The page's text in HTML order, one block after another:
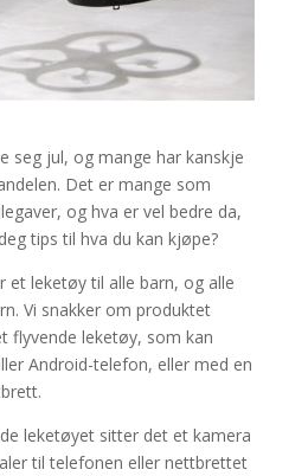
seg jul, og mange har kanskje
Det er mange som
og hva er vel bedre da,
tips til hva du kan kjøpe?
et leketøy til alle barn, og alle
Vi snakker om produktet
flyvende leketøy, som kan
Android-telefon, eller med en
leketøyet sitter det et kamera
til telefonen eller nettbrettet